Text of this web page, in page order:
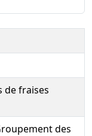
de fraises
des